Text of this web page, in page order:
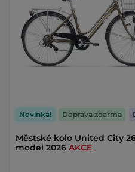
Městské kolo United City
model 2026 AKCE
Novinka! Doprava zdarma